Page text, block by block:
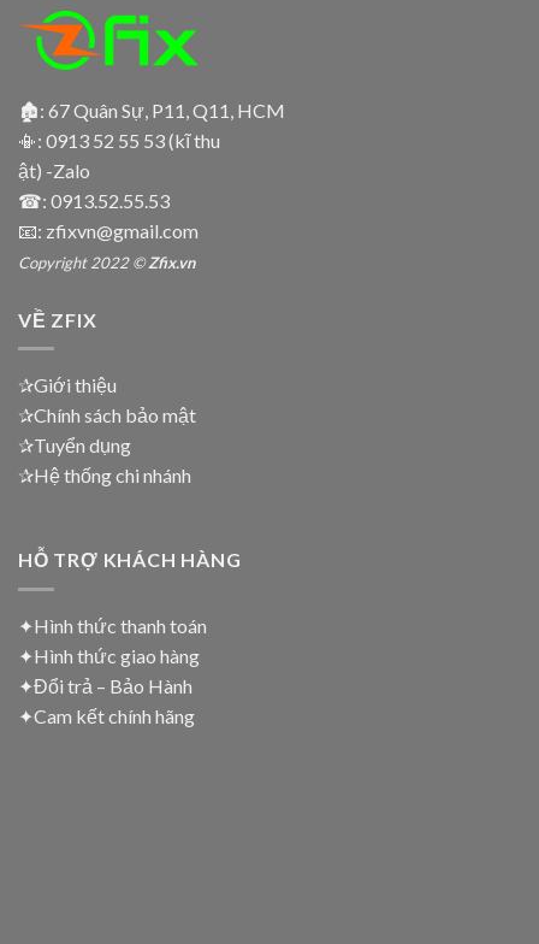
🏚: 67 Quân Sự, P11, Q11, HCM
📳: 0913 52 55 53 (kĩ thu
ật) -Zalo
☎: 0913.52.55.53
📧: zfixvn@gmail.com
Copyright 2022 ©Zfix.vn
VỀ ZFIX
✰Giới thiệu
✰Chính sách bảo mật
✰Tuyển dụng
✰Hệ thống chi nhánh
HỖ TRỢ KHÁCH HÀNG
✦Hình thức thanh toán
✦Hình thức giao hàng
✦Đổi trả – Bảo Hành
✦Cam kết chính hãng